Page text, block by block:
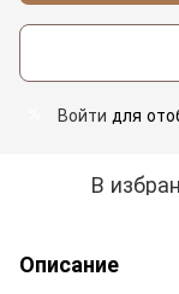
Войти для
В
Описание